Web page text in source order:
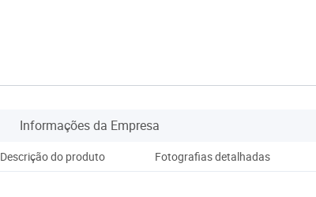
Informações da Empresa
Descrição do produto Fotografias detalhadas